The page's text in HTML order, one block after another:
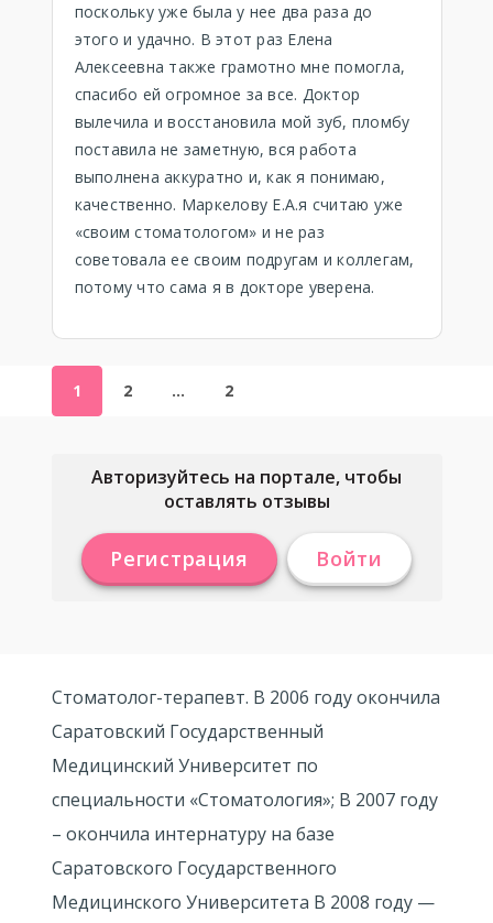
поскольку уже была у нее два раза до
этого и удачно. В этот раз Елена
Алексеевна также грамотно мне помогла,
спасибо ей огромное за все. Доктор
вылечила и восстановила мой зуб, пломбу
поставила не заметную, вся работа
выполнена аккуратно и, как я понимаю,
качественно. Маркелову Е.А.я считаю уже
«своим стоматологом» и не раз
советовала ее своим подругам и коллегам,
потому что сама я в докторе уверена.
1 2 … 2
Авторизуйтесь на портале, чтобы
оставлять отзывы
Регистрация Войти
Стоматолог-терапевт. В 2006 году окончила
Саратовский Государственный
Медицинский Университет по
специальности «Стоматология»; В 2007 году
– окончила интернатуру на базе
Саратовского Государственного
Медицинского Университета В 2008 году —